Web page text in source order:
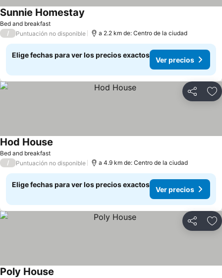
Bed and breakfast
Sunnie Homestay
/ Puntuación no disponible a 2.2 km de: Centro de la ciudad
Elige fechas para ver los precios exactos
Ver precios
Compartir
Bed and breakfast
Hod House
/ Puntuación no disponible a 4.9 km de: Centro de la ciudad
Elige fechas para ver los precios exactos
Ver precios
Compartir
Poly House